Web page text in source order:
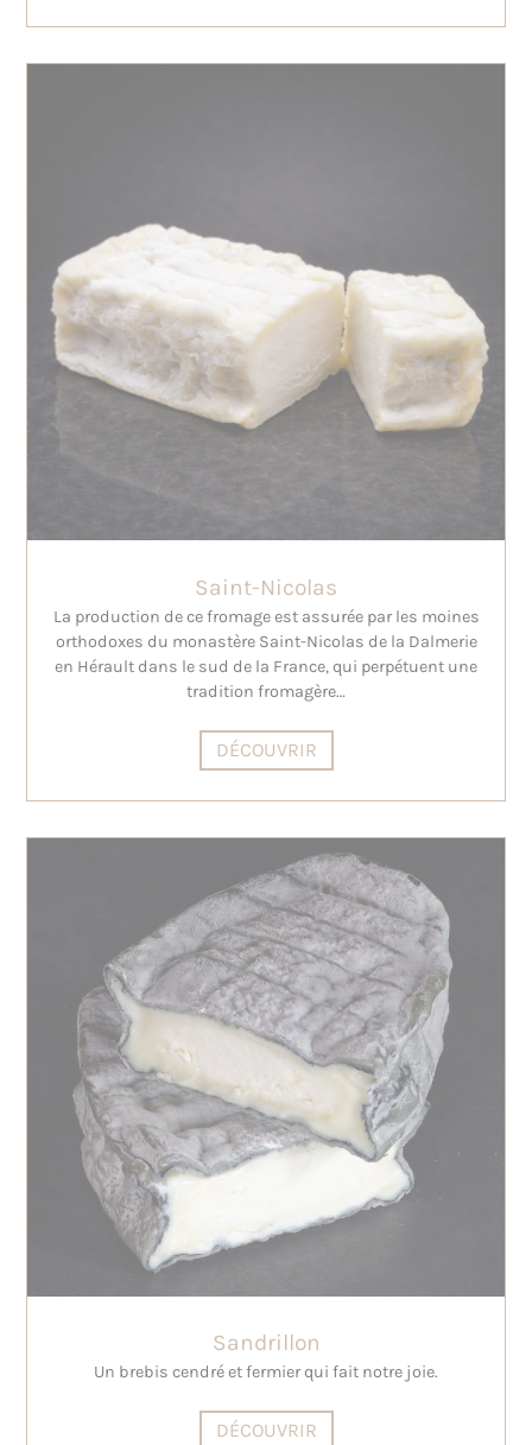
Saint-Nicolas
La production de ce fromage est assurée par les moines
orthodoxes du monastère Saint-Nicolas de la Dalmerie
en Hérault dans le sud de la France, qui perpétuent une
tradition fromagère…
DÉCOUVRIR
Sandrillon
Un brebis cendré et fermier qui fait notre joie.
DÉCOUVRIR